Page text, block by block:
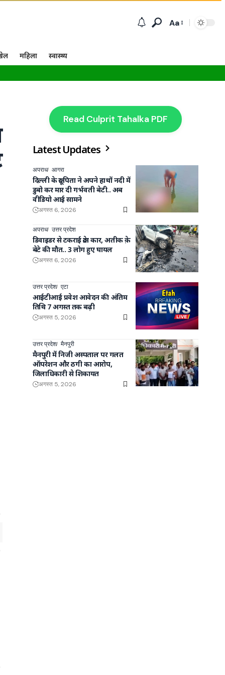
Aa
महिला स्वास्थ्य
Read Culprit Tahalka PDF
Latest Updates
अपराध आगरा
दिल्ली के क्रूर पिता ने अपने हाथों नदी में
डुबो कर मार दी गर्भवती बेटी.. अब
वीडियो आई सामने
अगस्त 6, 2026
अपराध उत्तर प्रदेश
डिवाइडर से टकराई क्रेटा कार, अतीक क़े
बेटे की मौत.. 3 लोग हुए घायल
अगस्त 6, 2026
उत्तर प्रदेश एटा
आईटीआई प्रवेश आवेदन की अंतिम
तिथि 7 अगस्त तक बढ़ी
अगस्त 5, 2026
उत्तर प्रदेश मैनपुरी
मैनपुरी में निजी अस्पताल पर गलत
ऑपरेशन और ठगी का आरोप,
जिलाधिकारी से शिकायत
अगस्त 5, 2026